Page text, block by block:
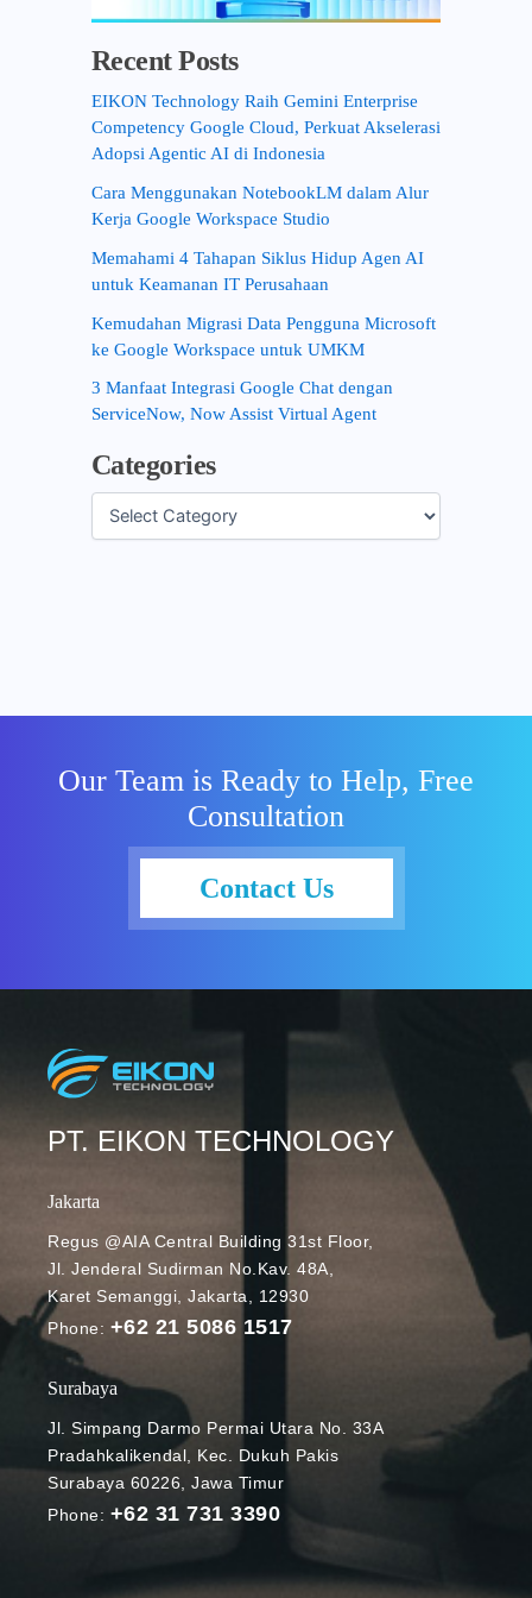
Recent Posts
EIKON Technology Raih Gemini Enterprise
Competency Google Cloud, Perkuat Akselerasi
Adopsi Agentic AI di Indonesia
Cara Menggunakan NotebookLM dalam Alur
Kerja Google Workspace Studio
Memahami 4 Tahapan Siklus Hidup Agen AI
untuk Keamanan IT Perusahaan
Kemudahan Migrasi Data Pengguna Microsoft
ke Google Workspace untuk UMKM
3 Manfaat Integrasi Google Chat dengan
ServiceNow, Now Assist Virtual Agent
Categories
Our Team is Ready to Help, Free
Consultation
Contact Us
PT. EIKON TECHNOLOGY
Jakarta
Regus @AIA Central Building 31st Floor,
Jl. Jenderal Sudirman No.Kav. 48A,
Karet Semanggi, Jakarta, 12930
Phone: +62 21 5086 1517
Surabaya
Jl. Simpang Darmo Permai Utara No. 33A
Pradahkalikendal, Kec. Dukuh Pakis
Surabaya 60226, Jawa Timur
Phone: +62 31 731 3390